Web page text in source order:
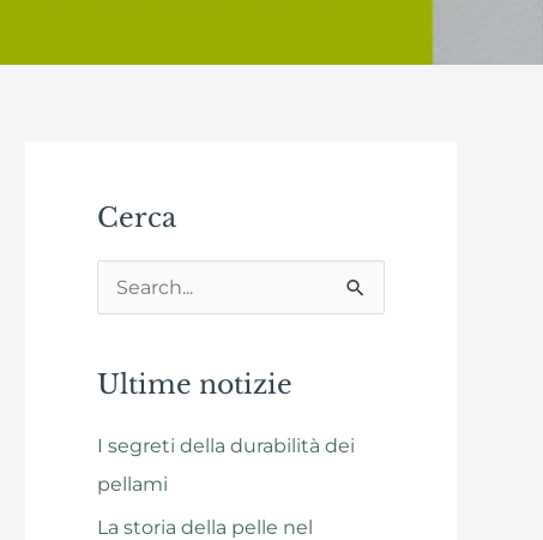
Cerca
r
a
:
Ultime notizie
I segreti della durabilità dei
pellami
La storia della pelle nel